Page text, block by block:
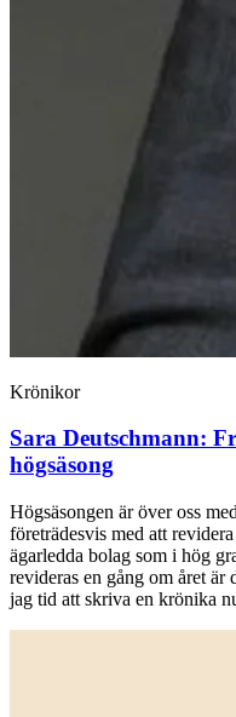
Krönikor
Sara Deutschmann:
högsäsong
Högsäsongen är över oss
företrädesvis med att
ägarledda bolag som i hög
revideras en gång om året
jag tid att skriva en krönika